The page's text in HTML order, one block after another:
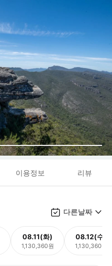
이용정보 리뷰
다른날짜
08.11(화)
1,130,360원
08.12(수)
1,130,360원